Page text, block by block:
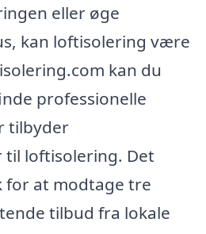
eller øge
kan loftisolering være
kan du
professionelle
tilbyder
loftisolering. Det
at modtage tre
tilbud fra lokale